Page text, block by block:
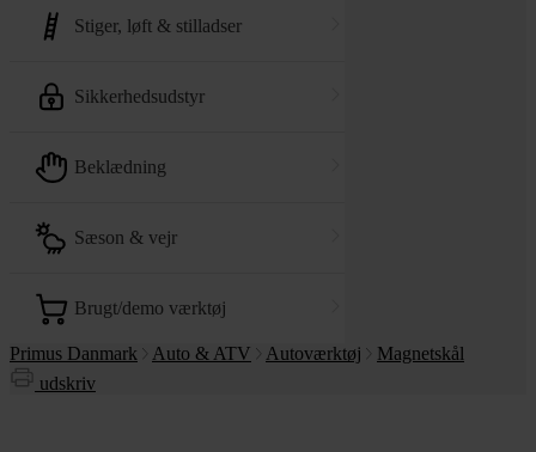
stiger, løft & stilladser
sikkerhedsudstyr
beklædning
sæson & vejr
brugt/demo værktøj
Primus Danmark Auto & ATV Autoværktøj
Magnetskål
udskriv